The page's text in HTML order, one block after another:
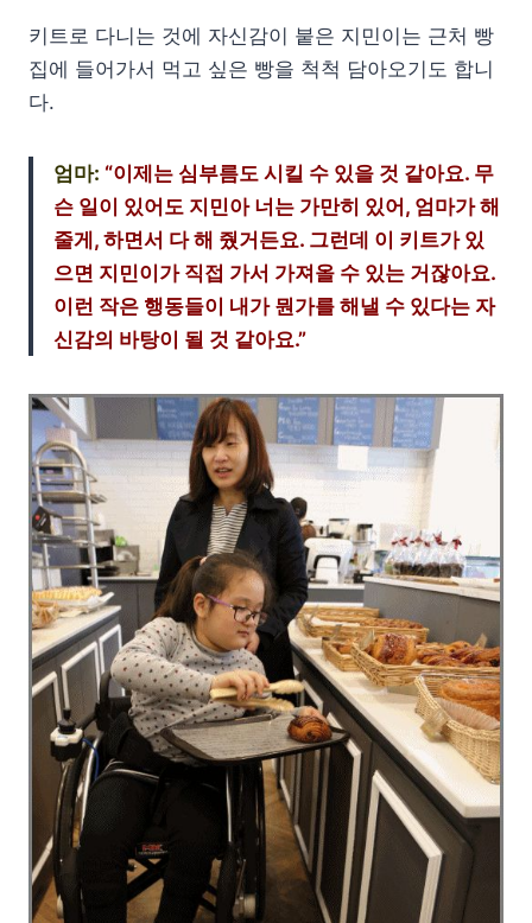
키트로 다니는 것에 자신감이 붙은 지민이는 근처 빵
집에 들어가서 먹고 싶은 빵을 척척 담아오기도 합니
다.
엄마: “이제는 심부름도 시킬 수 있을 것 같아요. 무
슨 일이 있어도 지민아 너는 가만히 있어, 엄마가 해
줄게, 하면서 다 해 줬거든요. 그런데 이 키트가 있
으면 지민이가 직접 가서 가져올 수 있는 거잖아요.
이런 작은 행동들이 내가 뭔가를 해낼 수 있다는 자
신감의 바탕이 될 것 같아요.”